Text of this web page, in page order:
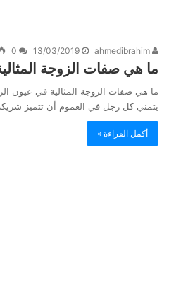
ahmedibrahim
13/03/2019
0
ما هي صفات الزوجة
ما هي صفات الزوجة المثالية في عيون
يتمني كل رجل في العموم أن تتميز
أكمل القراءة »